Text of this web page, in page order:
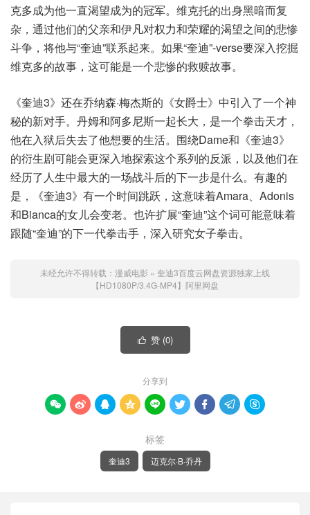
克多成为他一直渴望成为的冠军。维克托的出身黑暗而复
杂，通过他们的父亲和伊凡对权力和荣耀的渴望之间的悲惨
斗争，将他与“奎迪”联系起来。如果“奎迪”-verse要深入挖掘
维克多的故事，这可能是一个悲惨的救赎故事。
《奎迪3》还在乔纳森·梅杰斯的《女爵士》中引入了一个神
秘的新对手。丹姆和阿多尼斯一起长大，是一个拳击天才，
他在入狱后失去了他想要的生活。围绕Dame和《奎迪3》
的衍生剧可能会更深入地探索这个系列的反派，以及他们在
经历了人生中最大的一场战斗后的下一步是什么。有趣的
是，《奎迪3》有一个时间跳跃，这意味着Amara、Adonis
和Bianca的女儿会变老。也许扩展“奎迪”这个词可能意味着
跟随“奎迪”的下一代拳击手，深入研究女子拳击。
未经允许不得转载： 漫威电影 » 奎迪3百度云网盘资源独家上线
【HD1080P/3.4G-MP4】阿里网盘
 赞 (0)
分享到
        
标签
奎迪3 迈克尔·B·乔丹